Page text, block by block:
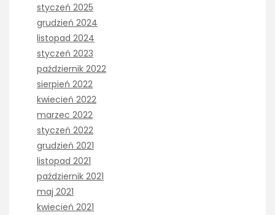
styczeń 2025
grudzień 2024
listopad 2024
styczeń 2023
październik 2022
sierpień 2022
kwiecień 2022
marzec 2022
styczeń 2022
grudzień 2021
listopad 2021
październik 2021
maj 2021
kwiecień 2021